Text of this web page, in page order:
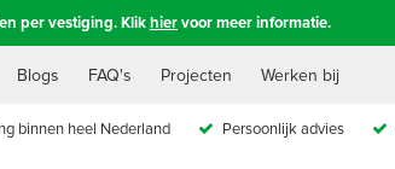
per vestiging. Klikhiervoor meer informatie.
Blogs FAQ's Projecten Werken bij
binnen heel Nederland Persoonlijk advies